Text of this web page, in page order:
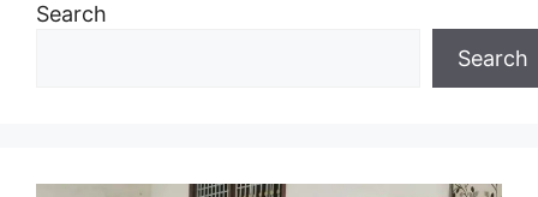
Search
Search